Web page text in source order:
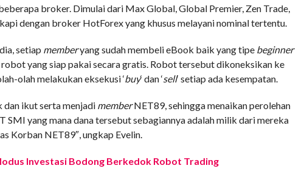
broker. Dimulai dari Max Global, Global Premier, Zen Trade,
dengan broker HotForex yang khusus melayani nominal tertentu.
setiap memberyang sudah membeli eBook baik yang tipe beginner
yang siap pakai secara gratis. Robot tersebut dikoneksikan ke
olah melakukan eksekusi ‘buy‘ dan ‘sell‘ setiap ada kesempatan.
dan ikut serta menjadi memberNET89, sehingga menaikan perolehan
SMI yang mana dana tersebut sebagiannya adalah milik dari mereka
Korban NET89″, ungkap Evelin.
Investasi Bodong Berkedok Robot Trading